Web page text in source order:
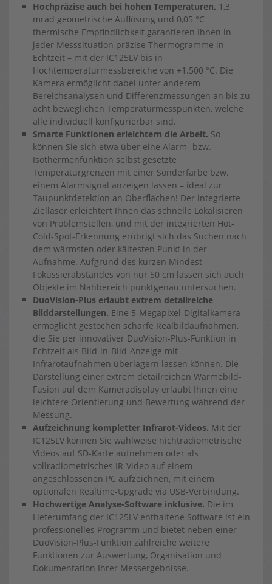
Hochpräzise auch bei hohen Temperaturen. 1,3
mrad geometrische Auflösung und 0,05 °C
thermische Empfindlichkeit garantieren Ihnen in
jeder Messsituation präzise Thermogramme in
Echtzeit – mit der IC125LV bis in
Hochtemperaturmessbereiche von +1.500 °C. Die
Kamera ermöglicht dabei unter anderem
Bereichsanalysen und Differenzmessungen an bis zu
acht beweglichen Temperaturmesspunkten, welche
alle individuell konfigurierbar sind.
Smarte Funktionen erleichtern die Arbeit. So
können Sie sich etwa über eine Alarm- bzw.
Isothermenfunktion selbst gesetzte
Temperaturgrenzen mit einer Sonderfarbe bzw.
einem Alarmsignal anzeigen lassen – ideal zur
Taupunktdetektion an Oberflächen! Der integrierte
Ziellaser erleichtert Ihnen das schnelle Lokalisieren
von Problemstellen, und mit der integrierten Hot-
Cold-Spot-Erkennung erübrigt sich das Suchen nach
dem wärmsten oder kältesten Punkt in der
Aufnahme. Aufgrund des kurzen Mindest-
Fokussierabstandes von nur 50 cm lassen sich auch
Objekte im Nahbereich punktgenau untersuchen.
DuoVision-Plus erlaubt extrem detailreiche
Bilddarstellungen. Eine 5-Megapixel-Digitalkamera
ermöglicht gestochen scharfe Realbildaufnahmen,
die Sie per innovativer DuoVision-Plus-Funktion in
Echtzeit als Bild-in-Bild-Anzeige mit
Infrarotaufnahmen überlagern lassen können. Die
Darstellung einer extrem detailreichen Wärmebild-
Fusion auf dem Kameradisplay erlaubt Ihnen eine
leichtere Orientierung und Bewertung während der
Messung.
Aufzeichnung kompletter Infrarot-Videos. Mit der
IC125LV können Sie wahlweise nichtradiometrische
Videos auf SD-Karte aufnehmen oder als
vollradiometrisches IR-Video auf einem
angeschlossenen PC aufzeichnen, mit einem
optionalen Realtime-Upgrade via USB-Verbindung.
Hochwertige Analyse-Software inklusive. Die im
Lieferumfang der IC125LV enthaltene Software ist ein
professionelles Programm und bietet neben einer
DuoVision-Plus-Funktion zahlreiche weitere
Funktionen zur Auswertung, Organisation und
Dokumentation Ihrer Messergebnisse.